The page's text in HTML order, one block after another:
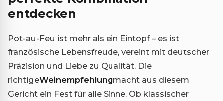
entdecken
Pot-au-Feu ist mehr als ein Eintopf – es ist
französische Lebensfreude, vereint mit deutscher
Präzision und Liebe zu Qualität. Die
richtigeWeinempfehlungmacht aus diesem
Gericht ein Fest für alle Sinne. Ob klassischer